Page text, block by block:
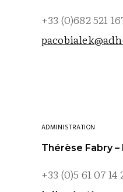
+33 (0)682 521
ADMINISTRATION
Thérèse Fabry
+33 (0)5 61 07 14